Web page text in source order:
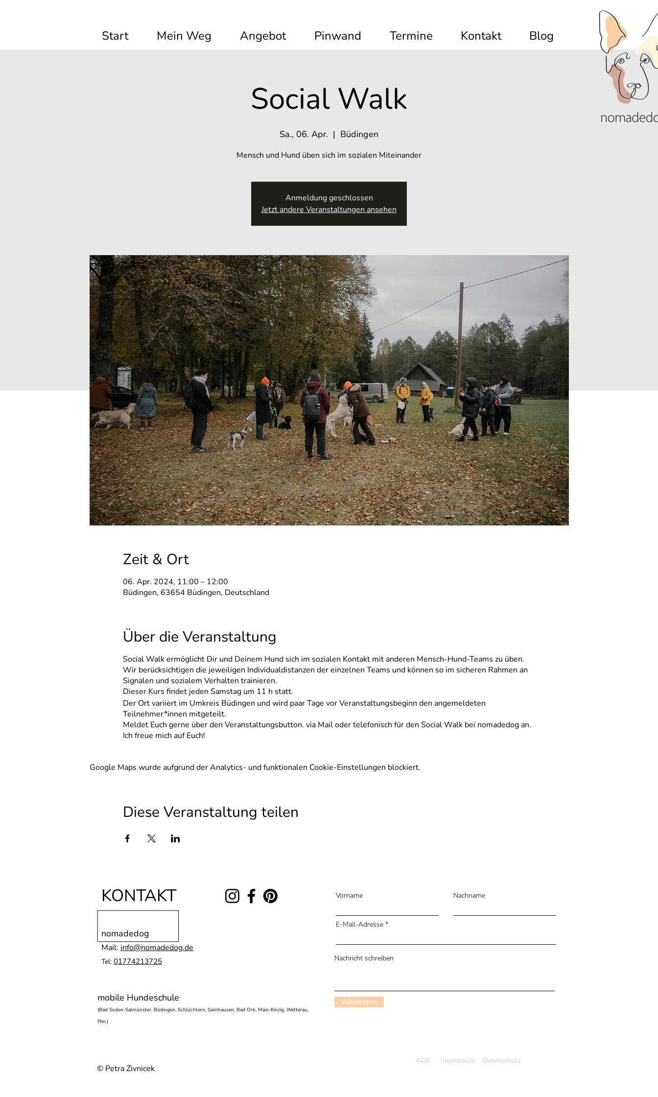
Start Mein Weg Angebot Pinwand Termine Kontakt Blog
Social Walk
Sa., 06. Apr.
  |
Büdingen
Mensch und Hund üben sich im sozialen Miteinander
Anmeldung geschlossen
Jetzt andere Veranstaltungen ansehen
Zeit & Ort
06. Apr. 2024, 11:00 – 12:00
Büdingen, 63654 Büdingen, Deutschland
Über die Veranstaltung
Social Walk ermöglicht Dir und Deinem Hund sich im sozialen Kontakt mit anderen Mensch-Hund-Teams zu üben.
Wir berücksichtigen die jeweiligen Individualdistanzen der einzelnen Teams und können so im sicheren Rahmen an
Signalen und sozialem Verhalten trainieren.
Dieser Kurs findet jeden Samstag um 11 h statt.
Der Ort variiert im Umkreis Büdingen und wird paar Tage vor Veranstaltungsbeginn den angemeldeten
Teilnehmer*innen mitgeteilt.
Meldet Euch gerne über den Veranstaltungsbutton. via Mail oder telefonisch für den Social Walk bei nomadedog an.
Ich freue mich auf Euch!
Google Maps wurde aufgrund der Analytics- und funktionalen Cookie-Einstellungen blockiert.
Diese Veranstaltung teilen
KONTAKT
mobile Hundeschule
(Bad Soden-Salmünster, Büdingen, Schlüchtern, Gelnhausen, Bad Orb, Main-Kinzig, Wetterau,
Ffm.)
nomadedog
Mail: info@nomadedog.de
Tel: 01774213725
Vorname Nachname
E-Mail-Adresse
Nachricht schreiben
Absenden
© Petra Zivnicek
AGB Impressum Datenschutz